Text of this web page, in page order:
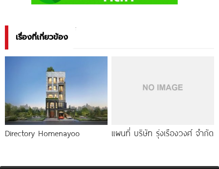
เรื่องที่เกี่ยวข้อง
Directory Homenayoo แผนที่ บริษัท รุ่งเรืองวงศ์ จำกัด